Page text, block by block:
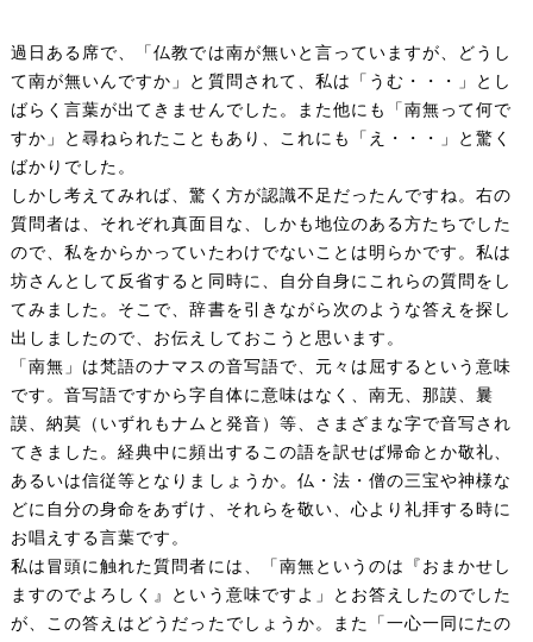
過日ある席で、「仏教では南が無いと言っていますが、どうし
て南が無いんですか」と質問されて、私は「うむ・・・」とし
ばらく言葉が出てきませんでした。また他にも「南無って何で
すか」と尋ねられたこともあり、これにも「え・・・」と驚く
ばかりでした。
しかし考えてみれば、驚く方が認識不足だったんですね。右の
質問者は、それぞれ真面目な、しかも地位のある方たちでした
ので、私をからかっていたわけでないことは明らかです。私は
坊さんとして反省すると同時に、自分自身にこれらの質問をし
てみました。そこで、辞書を引きながら次のような答えを探し
出しましたので、お伝えしておこうと思います。
「南無」は梵語のナマスの音写語で、元々は屈するという意味
です。音写語ですから字自体に意味はなく、南无、那謨、曩
謨、納莫（いずれもナムと発音）等、さまざまな字で音写され
てきました。経典中に頻出するこの語を訳せば帰命とか敬礼、
あるいは信従等となりましょうか。仏・法・僧の三宝や神様な
どに自分の身命をあずけ、それらを敬い、心より礼拝する時に
お唱えする言葉です。
私は冒頭に触れた質問者には、「南無というのは『おまかせし
ますのでよろしく』という意味ですよ」とお答えしたのでした
が、この答えはどうだったでしょうか。また「一心一同にたの